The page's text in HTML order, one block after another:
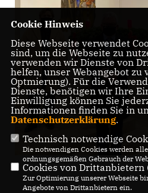
Cookie Hinweis
Diese Webseite verwendet
sind, um die Webseite zu
verwenden wir Dienste von
helfen, unser Webangebot zu
Optmierung). Für die
Dienste, benötigen wir Ihre
Einwilligung können Sie
Informationen finden Sie in
Datenschutzerklärung.
Technisch notwendige
Die notwendigen Cookies werden
ordnungsgemäßen Gebrauch der
Cookies von Drittanbietern
Zur Optimierung unserer Webseite
Angebote von Drittanbietern ein.